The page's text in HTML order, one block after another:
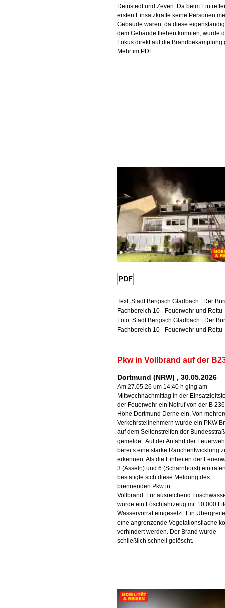
Deinstedt und Zeven. Da beim
ersten Einsatzkräfte keine Personen
Gebäude waren, da diese
dem Gebäude fliehen konnten, wurde
Fokus direkt auf die Brandbekämpfung
Mehr im PDF...
Text: Stadt Bergisch Gladbach | Der
Fachbereich 10 - Feuerwehr und Rettu
Foto: Stadt Bergisch Gladbach | Der
Fachbereich 10 - Feuerwehr und Rettu
Pkw in Vollbrand auf der
Dortmund (NRW) , 30.05.2026
Am 27.05.26 um 14:40 h ging am
Mittwochnachmittag in der
der Feuerwehr ein Notruf von der B
Höhe Dortmund Derne ein. Von
Verkehrsteilnehmern wurde ein PKW
auf dem Seitenstreifen der
gemeldet. Auf der Anfahrt der
bereits eine starke Rauchentwicklung
erkennen. Als die Einheiten der
3 (Asseln) und 6 (Scharnhorst)
bestätigte sich diese Meldung des
brennenden Pkw in
Vollbrand. Für ausreichend
wurde ein Löschfahrzeug mit 10.000
Wasservorrat eingesetzt. Ein
eine angrenzende Vegetationsfläche
verhindert werden. Der Brand wurde
schließlich schnell gelöscht.